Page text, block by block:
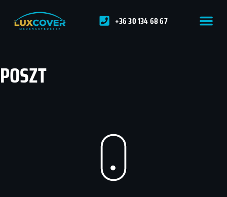
+36 30 134 68 67
POSZT